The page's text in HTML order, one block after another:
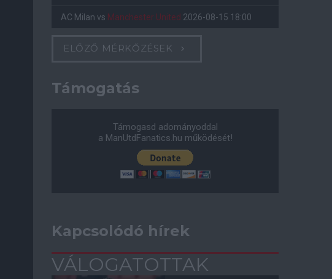
AC Milan vs Manchester United 2026-08-15 18:00
ELŐZŐ MÉRKŐZÉSEK
Támogatás
Támogasd adományoddal
a ManUtdFanatics.hu működését!
Kapcsolódó hírek
VÁLOGATOTTAK